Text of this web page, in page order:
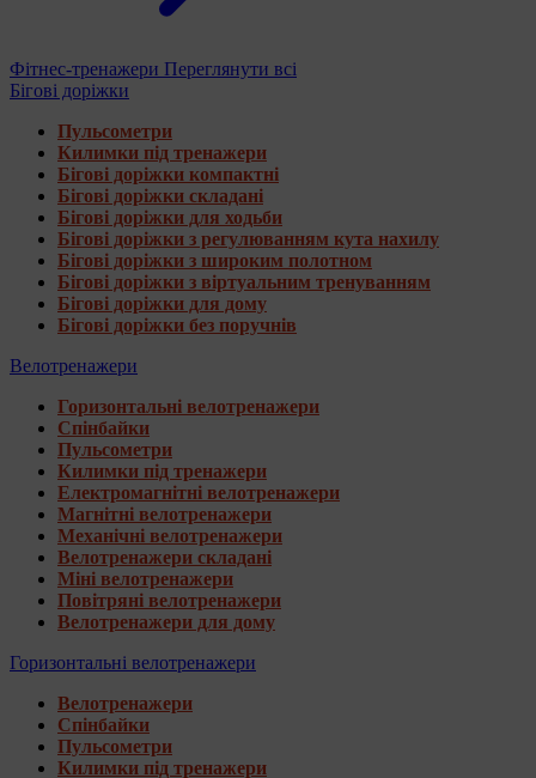
Фітнес-тренажери Переглянути всі
Бігові доріжки
Пульсометри
Килимки під тренажери
Бігові доріжки компактні
Бігові доріжки складані
Бігові доріжки для ходьби
Бігові доріжки з регулюванням кута нахилу
Бігові доріжки з широким полотном
Бігові доріжки з віртуальним тренуванням
Бігові доріжки для дому
Бігові доріжки без поручнів
Велотренажери
Горизонтальні велотренажери
Спінбайки
Пульсометри
Килимки під тренажери
Електромагнітні велотренажери
Магнітні велотренажери
Механічні велотренажери
Велотренажери складані
Міні велотренажери
Повітряні велотренажери
Велотренажери для дому
Горизонтальні велотренажери
Велотренажери
Спінбайки
Пульсометри
Килимки під тренажери